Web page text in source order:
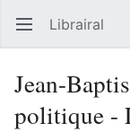
Ouvrir le menu principal Librairal
Jean-
politique -